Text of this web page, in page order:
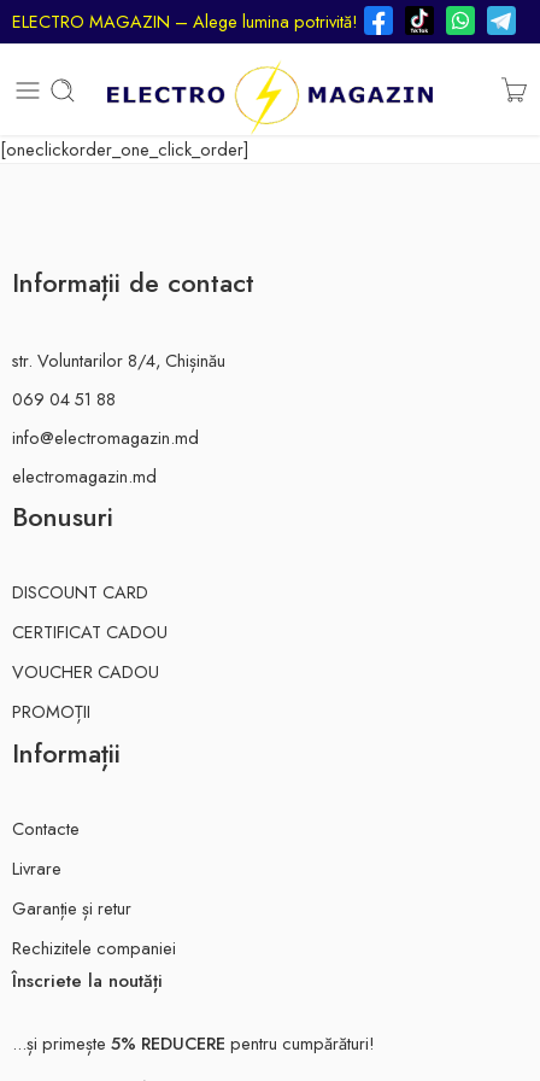
ELECTRO MAGAZIN – Alege lumina potrivită!
[oneclickorder_one_click_order]
Informații de contact
str. Voluntarilor 8/4, Chișinău
069 04 51 88
info@electromagazin.md
electromagazin.md
Bonusuri
DISCOUNT CARD
CERTIFICAT CADOU
VOUCHER CADOU
PROMOȚII
Informații
Contacte
Livrare
Garanție și retur
Rechizitele companiei
Înscriete la noutăți
...și primește 5% REDUCERE pentru cumpărături!